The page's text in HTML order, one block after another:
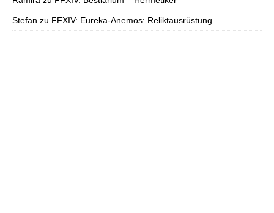
Stefan zu FFXIV: Eureka-Anemos: Reliktausrüstung